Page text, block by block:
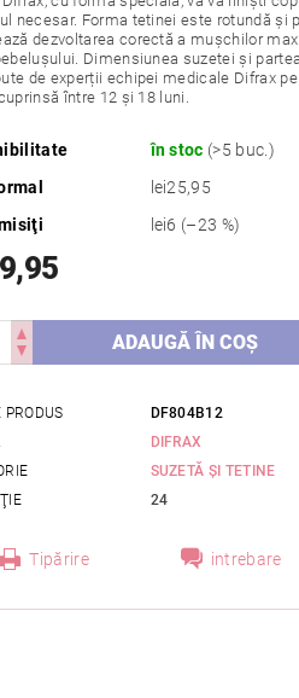
necesar. Forma tetinei este rotundă și
dezvoltarea corectă a mușchilor
Dimensiunea suzetei și
de experții echipei medicale Difrax
între 12 și 18 luni.
în stoc (>5 buc.)
lei25,95
lei6 (–23 %)
PRODUS
DF804B12
DIFRAX
SUZETĂ ȘI TETINE
24
Tipărire intrebare